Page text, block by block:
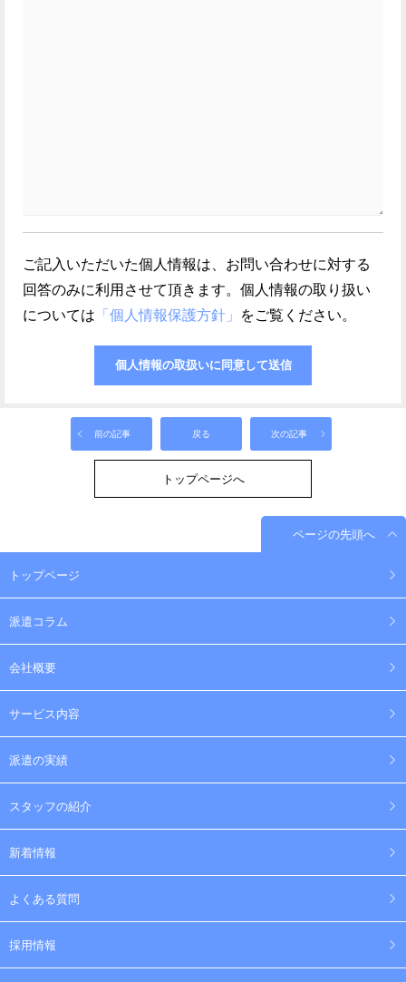
ご記入いただいた個人情報は、お問い合わせに対する
回答のみに利用させて頂きます。個人情報の取り扱い
については 「個人情報保護方針」 をご覧ください。
前の記事 戻る 次の記事
トップページへ
ページの先頭へ
トップページ
派遣コラム
会社概要
サービス内容
派遣の実績
スタッフの紹介
新着情報
よくある質問
採用情報